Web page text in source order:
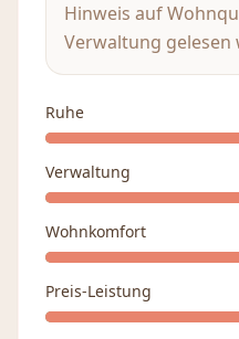
Hinweis auf
Verwaltung gelesen
Ruhe
Verwaltung
Wohnkomfort
Preis-Leistung